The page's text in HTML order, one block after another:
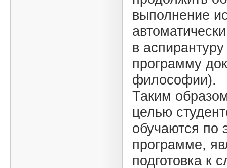
выполнение
в
программу
философии).
Таким
целью
обучаются по
программе,
подготовка к